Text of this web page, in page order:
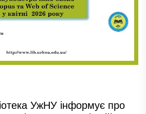
УжНУ інформує про